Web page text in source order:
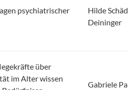
psychiatrischer
Hilde
Deininger
über
im Alter wissen
Gabriele